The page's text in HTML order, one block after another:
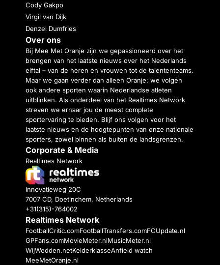
Cody Gakpo
Virgil van Dijk
Denzel Dumfries
Over ons
Bij Mee Met Oranje zijn we gepassioneerd over het
brengen van het laatste nieuws over het Nederlands
elftal – van de heren en vrouwen tot de talententeams.
Maar we gaan verder dan alleen Oranje: we volgen
ook andere sporten waarin Nederlandse atleten
uitblinken. Als onderdeel van het Realtimes Network
streven we ernaar jou de meest complete
sportervaring te bieden. Blijf ons volgen voor het
laatste nieuws en de hoogtepunten van onze nationale
sporters, zowel binnen als buiten de landsgrenzen.
Corporate & Media
Realtimes Network
Innovatieweg 20C
7007 CD, Doetinchem, Netherlands
+31(315)-764002
Realtimes Network
FootballCritic.comFootballTransfers.comFCUpdate.nl
GPFans.comMovieMeter.nlMusicMeter.nl
WijWedden.netKelderklasseAnfield watch
MeeMetOranje.nl